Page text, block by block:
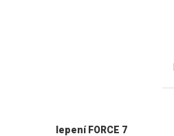
lepení FORCE 7